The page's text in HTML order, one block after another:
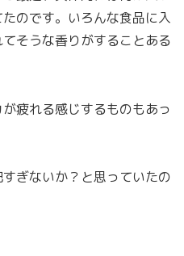
のです。いろんな食品に入
そうな香りがすることある
疲れる感じするものもあっ
ぎないか？と思っていたの